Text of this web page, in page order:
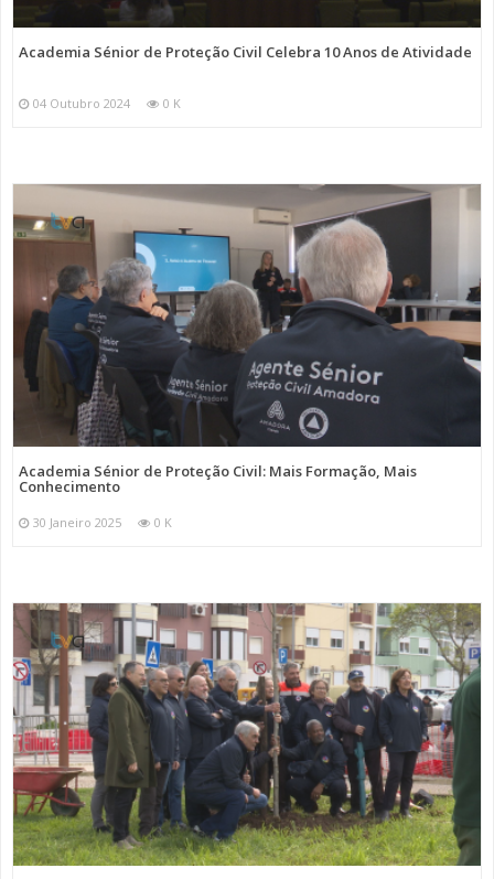
Academia Sénior de Proteção Civil Celebra 10 Anos de Atividade
04 Outubro 2024 0 K
Academia Sénior de Proteção Civil: Mais Formação, Mais
Conhecimento
30 Janeiro 2025 0 K